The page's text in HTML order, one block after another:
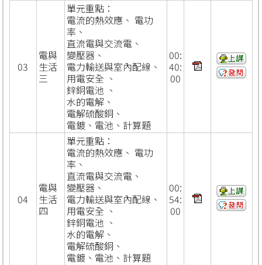
03
電與
生活
三
單元重點：
電流的熱效應、 電功
率、
直流電與交流電、
變壓器、
電力輸送與室內配線、
用電安全 、
鋅銅電池 、
水的電解、
電解硫酸銅、
電鍍、電池、計算題
00:
40:
00
04
電與
生活
四
單元重點：
電流的熱效應、 電功
率、
直流電與交流電、
變壓器、
電力輸送與室內配線、
用電安全 、
鋅銅電池 、
水的電解、
電解硫酸銅、
電鍍、電池、計算題
00:
54:
00